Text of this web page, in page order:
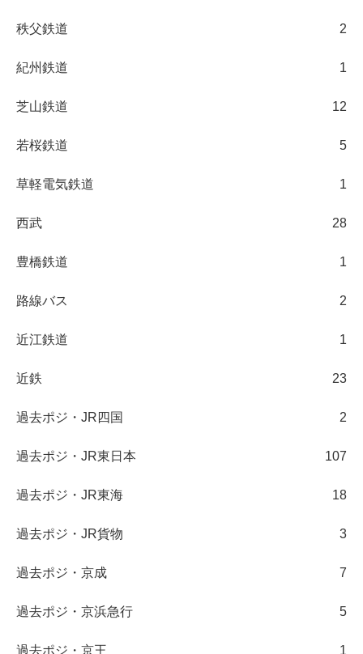
秩父鉄道 2
紀州鉄道 1
芝山鉄道 12
若桜鉄道 5
草軽電気鉄道 1
西武 28
豊橋鉄道 1
路線バス 2
近江鉄道 1
近鉄 23
過去ポジ・JR四国 2
過去ポジ・JR東日本 107
過去ポジ・JR東海 18
過去ポジ・JR貨物 3
過去ポジ・京成 7
過去ポジ・京浜急行 5
過去ポジ・京王 1